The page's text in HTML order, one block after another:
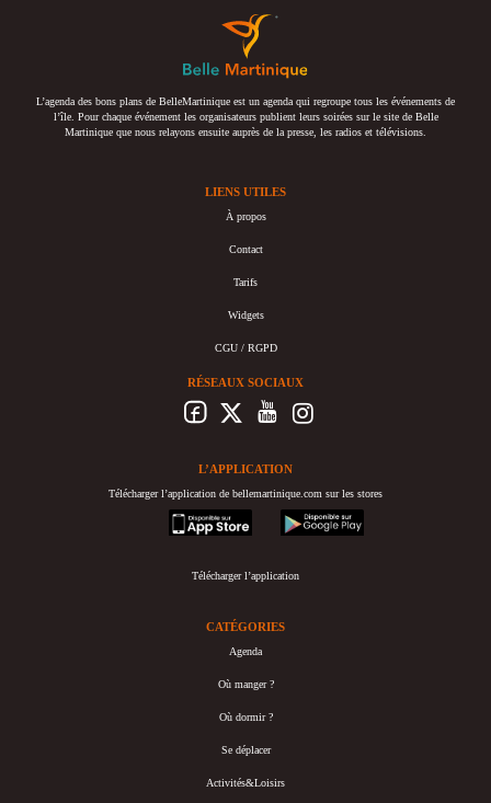
L’agenda des bons plans de BelleMartinique est un agenda qui regroupe tous les événements de
l’île. Pour chaque événement les organisateurs publient leurs soirées sur le site de Belle
Martinique que nous relayons ensuite auprès de la presse, les radios et télévisions.
LIENS UTILES
À propos
Contact
Tarifs
Widgets
CGU / RGPD
RÉSEAUX SOCIAUX
L’APPLICATION
Télécharger l’application de bellemartinique.com sur les stores
appstore
googleplay
Télécharger l’application
CATÉGORIES
Agenda
Où manger ?
Où dormir ?
Se déplacer
Activités&Loisirs